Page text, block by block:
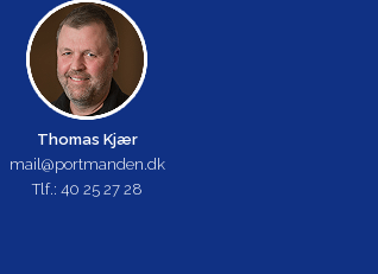
Thomas Kjær
mail@portmanden.dk
Tlf.: 40 25 27 28